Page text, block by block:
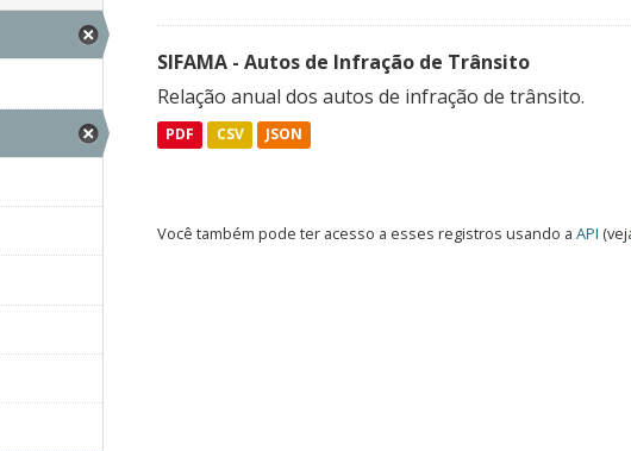
SIFAMA - Autos de Infração de Trânsito
Relação anual dos autos de infração de trânsito.
PDF CSV JSON
Você também pode ter acesso a esses registros usando a API